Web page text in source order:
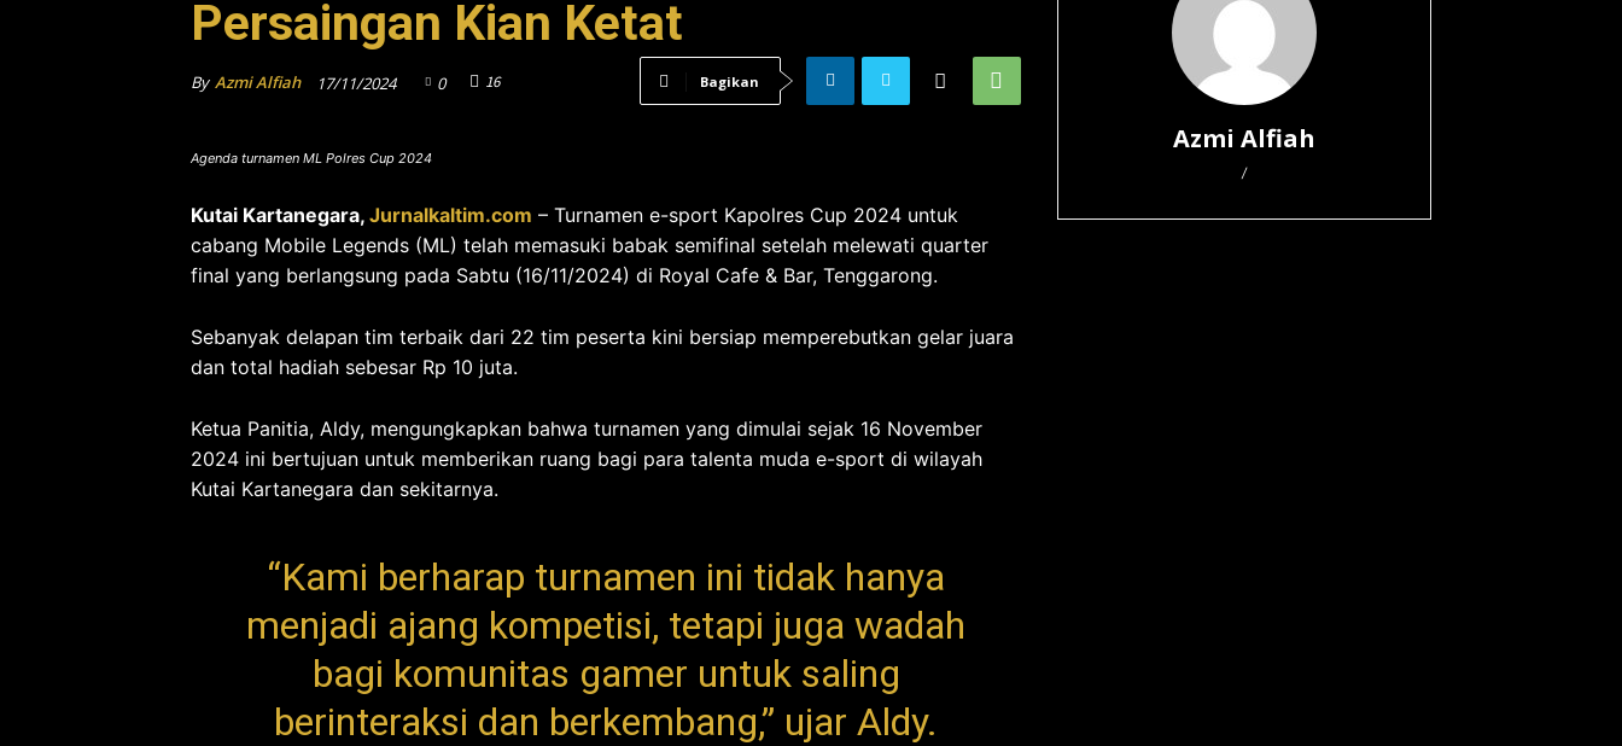
Persaingan Kian Ketat
By Azmi Alfiah 17/11/2024 0 16 Bagikan
Agenda turnamen ML Polres Cup 2024
Kutai Kartanegara,Jurnalkaltim.com –Turnamen e-sport Kapolres Cup 2024 untuk
cabang Mobile Legends (ML) telah memasuki babak semifinal setelah melewati quarter
final yang berlangsung pada Sabtu (16/11/2024) di Royal Cafe & Bar, Tenggarong.
Sebanyak delapan tim terbaik dari 22 tim peserta kini bersiap memperebutkan gelar juara
dan total hadiah sebesar Rp 10 juta.
Ketua Panitia, Aldy, mengungkapkan bahwa turnamen yang dimulai sejak 16 November
2024 ini bertujuan untuk memberikan ruang bagi para talenta muda e-sport di wilayah
Kutai Kartanegara dan sekitarnya.
“Kami berharap turnamen ini tidak hanya
menjadi ajang kompetisi, tetapi juga wadah
bagi komunitas gamer untuk saling
berinteraksi dan berkembang,” ujar Aldy.
Azmi Alfiah
/